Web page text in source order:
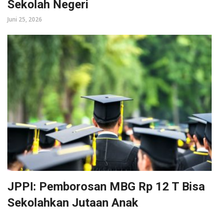
Sekolah Negeri
Juni 25, 2026
JPPI: Pemborosan MBG Rp 12 T Bisa
Sekolahkan Jutaan Anak